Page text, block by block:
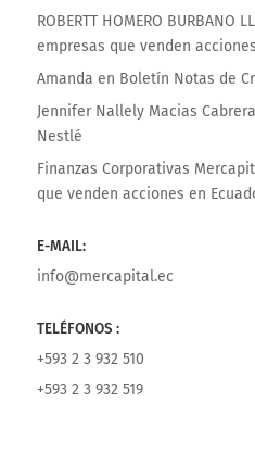
ROBERTT HOMERO BURBANO
empresas que venden
Amanda en Boletín Notas de
Jennifer Nallely Macias Cabrera
Nestlé
Finanzas Corporativas
que venden acciones en
E-MAIL:
info@mercapital.ec
TELÉFONOS :
+593 2 3 932 510
+593 2 3 932 519